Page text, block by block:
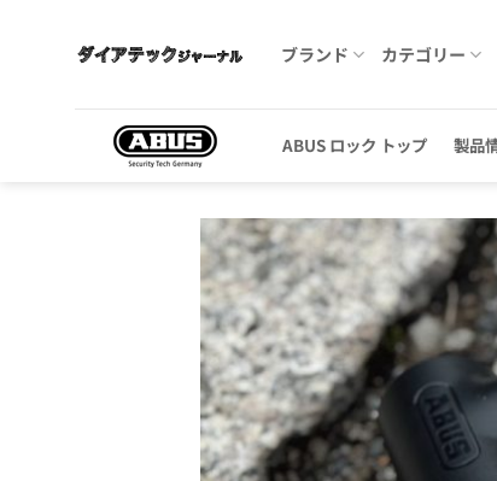
ブランド カテゴリー
ABUS ロック トップ 製品